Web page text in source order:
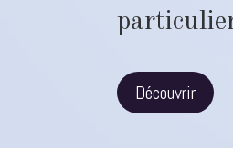
Découvrir